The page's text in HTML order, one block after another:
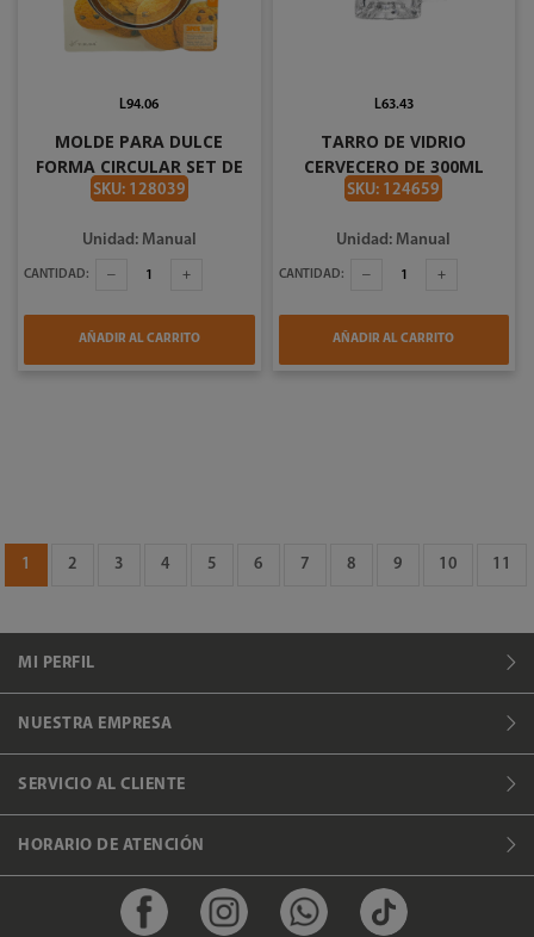
MOLDE PARA DULCE
FORMA CIRCULAR SET DE
3PZAS PLATEADO BISTRO
SKU: 128039
L94.06
Unidad: Manual
CANTIDAD:
AÑADIR AL CARRITO
TARRO DE VIDRIO
CERVECERO DE 300ML
#5672
SKU: 124659
L63.43
Unidad: Manual
CANTIDAD:
AÑADIR AL CARRITO
1 2 3 4 5 6 7 8 9 10 11
MI PERFIL
NUESTRA EMPRESA
SERVICIO AL CLIENTE
HORARIO DE ATENCIÓN